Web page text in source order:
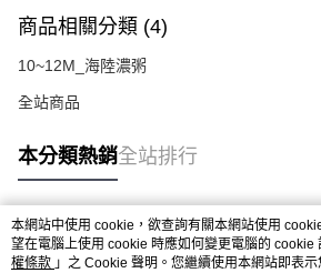
商品相關分類 (4)
10~12M_海陸濃粥
全站商品
本分類熱銷全站排行
熱門標籤
本網站中使用 cookie，欲查詢有關本網站使用
望在電腦上使用 cookie 時應如何變更電腦的 cookie
權條款 」之 Cookie 聲明。您繼續使用本網站即表